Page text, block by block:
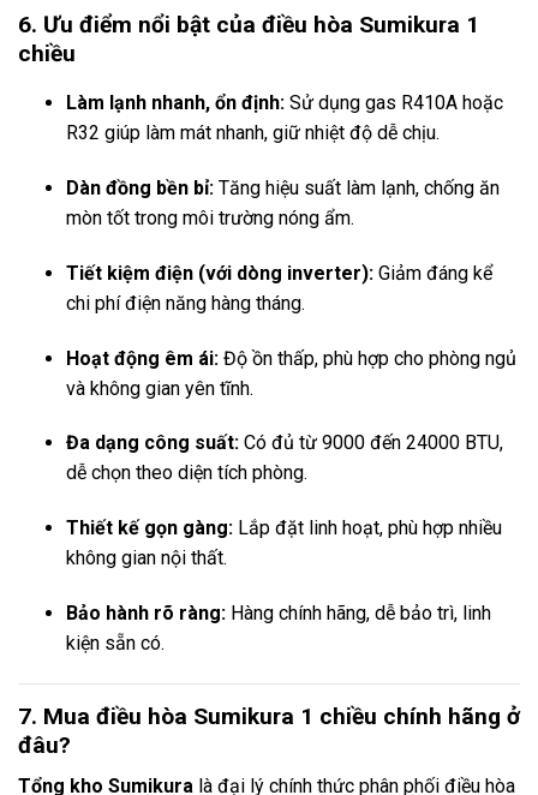
6. Ưu điểm nổi bật của điều hòa Sumikura 1
chiều
Làm lạnh nhanh, ổn định: Sử dụng gas R410A hoặc
R32 giúp làm mát nhanh, giữ nhiệt độ dễ chịu.
Dàn đồng bền bỉ: Tăng hiệu suất làm lạnh, chống ăn
mòn tốt trong môi trường nóng ẩm.
Tiết kiệm điện (với dòng inverter): Giảm đáng kể
chi phí điện năng hàng tháng.
Hoạt động êm ái: Độ ồn thấp, phù hợp cho phòng ngủ
và không gian yên tĩnh.
Đa dạng công suất: Có đủ từ 9000 đến 24000 BTU,
dễ chọn theo diện tích phòng.
Thiết kế gọn gàng: Lắp đặt linh hoạt, phù hợp nhiều
không gian nội thất.
Bảo hành rõ ràng: Hàng chính hãng, dễ bảo trì, linh
kiện sẵn có.
7. Mua điều hòa Sumikura 1 chiều chính hãng ở
đâu?
Tổng kho Sumikura là đại lý chính thức phân phối điều hòa